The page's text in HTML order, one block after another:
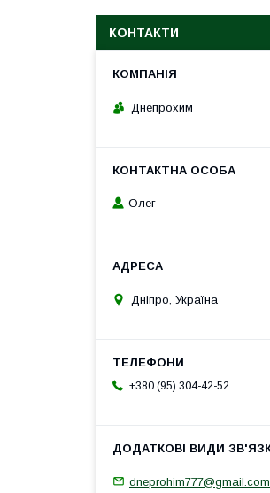
КОНТАКТИ
Днепрохим
Олег
Дніпро, Україна
+380 (95) 304-42-52
dneprohim777@gmail.com